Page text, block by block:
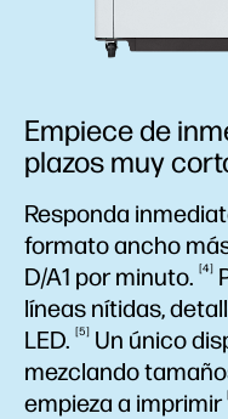
Empiece de
plazos muy
Responda
formato ancho
D/A1 porminuto. 4
líneas nítidas,
LED.
5
Un único
mezclando
empieza a imprimir